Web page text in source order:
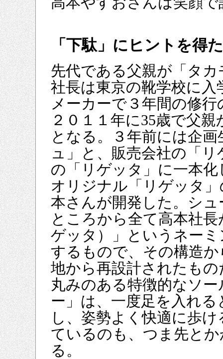
「下駄」にヒントを得
先代である父親が「タ
社長は東京の靴学校に
メーカーで３年間の修
２０１１年に35歳で父
となる。３年前には企
ュ」と、販売会社の「
の「リゲッタ」に一本
オリジナル「リゲッタ
本さんが開発した。シ
ところから全て高本社
ゲッタ）」というネー
するもので、その構造
地から再設計されたもの
丸みのある特徴的なソ
ー」は、一度足を入れ
し、姿勢よく快適に歩
ているのも、つま先と
る。